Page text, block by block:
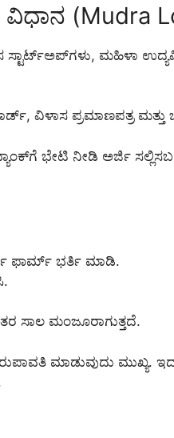
(Mudra
ಸ್ಟಾರ್ಟ್‌ಅಪ್‌ಗಳು, ಮಹಿಳಾ
ವಿಳಾಸ ಪ್ರಮಾಣಪತ್ರ ಮತ್ತು
ಭೇಟಿ ನೀಡಿ ಅರ್ಜಿ
ಫಾರ್ಮ್ ಭರ್ತಿ ಮಾಡಿ.
ಸಾಲ ಮಂಜೂರಾಗುತ್ತದೆ.
ಮಾಡುವುದು ಮುಖ್ಯ. ಇದು